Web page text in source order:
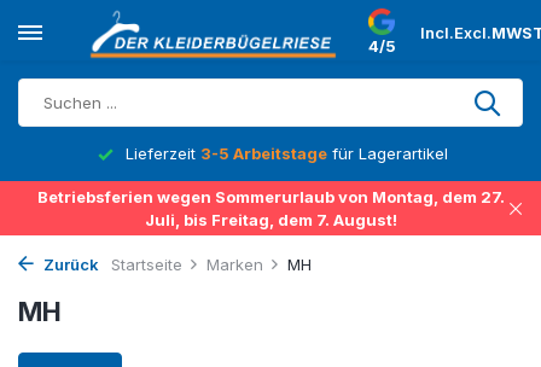
4/5
Incl.Excl.
Lieferzeit 3-5 Arbeitstage für Lagerartikel
Betriebsferien wegen Sommerurlaub von Montag, dem 27.
Juli, bis Freitag, dem 7. August!
Zurück Startseite Marken MH
MH